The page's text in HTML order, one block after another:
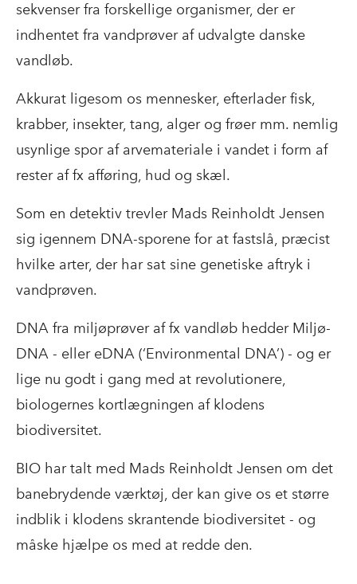
sekvenser fra forskellige organismer, der er
indhentet fra vandprøver af udvalgte danske
vandløb.
Akkurat ligesom os mennesker, efterlader fisk,
krabber, insekter, tang, alger og frøer mm. nemlig
usynlige spor af arvemateriale i vandet i form af
rester af fx afføring, hud og skæl.
Som en detektiv trevler Mads Reinholdt Jensen
sig igennem DNA-sporene for at fastslå, præcist
hvilke arter, der har sat sine genetiske aftryk i
vandprøven.
DNA fra miljøprøver af fx vandløb hedder Miljø-
DNA - eller eDNA (‘Environmental DNA’) - og er
lige nu godt i gang med at revolutionere,
biologernes kortlægningen af klodens
biodiversitet.
BIO har talt med Mads Reinholdt Jensen om det
banebrydende værktøj, der kan give os et større
indblik i klodens skrantende biodiversitet - og
måske hjælpe os med at redde den.